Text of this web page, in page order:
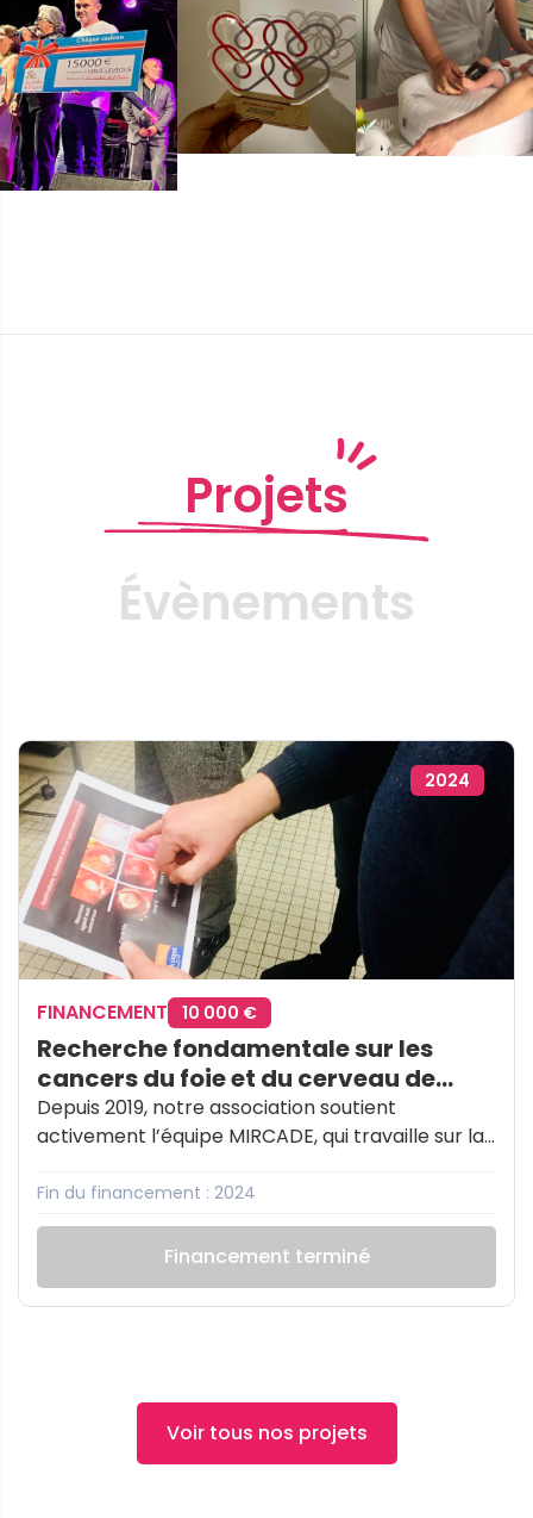
Projets
Évènements
2024
FINANCEMENT 10 000 €
Recherche fondamentale sur les
cancers du foie et du cerveau de
l’enfant
Depuis 2019, notre association soutient
activement l’équipe MIRCADE, qui travaille sur la
notamment le gliome infiltrant du tronc cérébral
et l’hépatoblastome.
Fin du financement : 2024
Financement terminé
Voir tous nos projets